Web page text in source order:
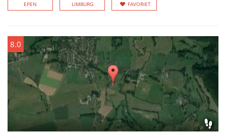
EPEN LIMBURG FAVORIET
8.0